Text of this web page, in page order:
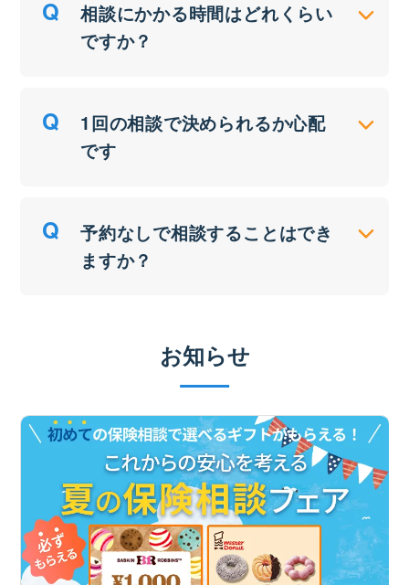
相談にかかる時間はどれくらい
ですか？
1回の相談で決められるか心配
です
予約なしで相談することはでき
ますか？
お知らせ